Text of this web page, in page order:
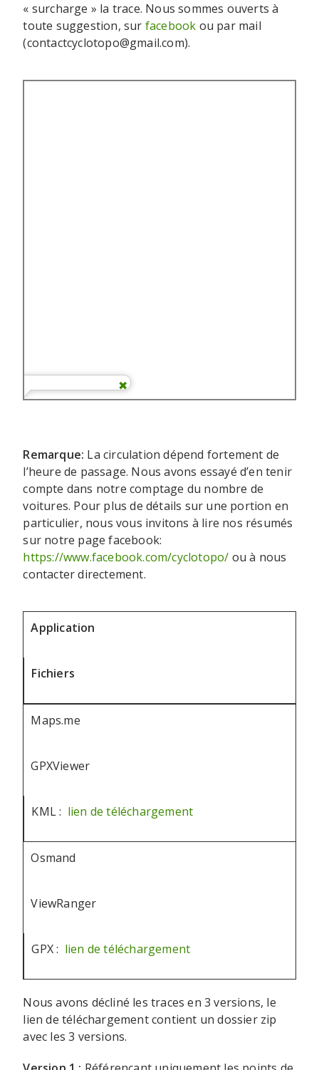
« surcharge » la trace. Nous sommes ouverts à
toute suggestion, sur facebook ou par mail
(contactcyclotopo@gmail.com).
Remarque: La circulation dépend fortement de
l’heure de passage. Nous avons essayé d’en tenir
compte dans notre comptage du nombre de
voitures. Pour plus de détails sur une portion en
particulier, nous vous invitons à lire nos résumés
sur notre page facebook:
https://www.facebook.com/cyclotopo/ ou à nous
contacter directement.
Application
Fichiers
Maps.me
GPXViewer
KML : lien de téléchargement
Osmand
ViewRanger
GPX : lien de téléchargement
Nous avons décliné les traces en 3 versions, le
lien de téléchargement contient un dossier zip
avec les 3 versions.